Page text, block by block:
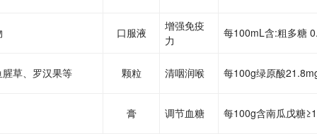
口服液
增强免疫
力
每100mL含:粗多糖
草、罗汉果等 颗粒 清咽润喉 每100g绿原酸
膏 调节血糖 每100g含南瓜戊糖